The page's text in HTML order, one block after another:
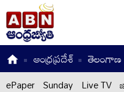
ఆంధ్రప్రదేశ్ తెలంగాణ
ePaper Sunday Live TV